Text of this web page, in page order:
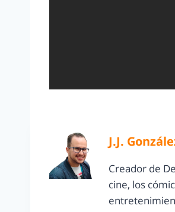
J.J.
Creador de
cine, los